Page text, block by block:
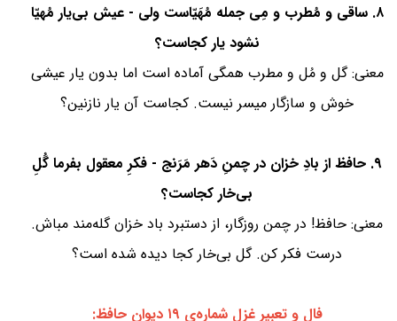
۸. ساقی و مُطرب و مِی جمله مُهَیّاست ولی - عیش بی‌یار مُهیّا
نشود یار کجاست؟
معنی: گل و مُل و مطرب همگی آماده است اما بدون یار عیشی
خوش و سازگار میسر نیست. کجاست آن یار نازنین؟
۹. حافظ از بادِ خزان در چمنِ دَهر مَرَنج - فکرِ معقول بفرما گُلِ
بی‌خار کجاست؟
معنی: حافظ! در چمن روزگار، از دستبرد باد خزان گله‌مند مباش.
درست فکر کن. گل بی‌خار کجا دیده شده است؟
فال و تعبیر غزل شماره‌ی ۱۹ دیوان حافظ: